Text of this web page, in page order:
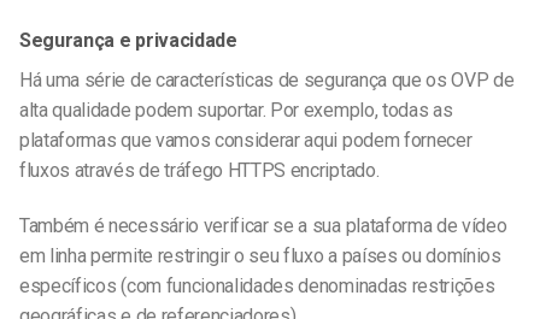
Segurança e privacidade
Há uma série de características de segurança que os OVP de
alta qualidade podem suportar. Por exemplo, todas as
plataformas que vamos considerar aqui podem fornecer
fluxos através de tráfego HTTPS encriptado.
Também é necessário verificar se a sua plataforma de vídeo
em linha permite restringir o seu fluxo a países ou domínios
específicos (com funcionalidades denominadas restrições